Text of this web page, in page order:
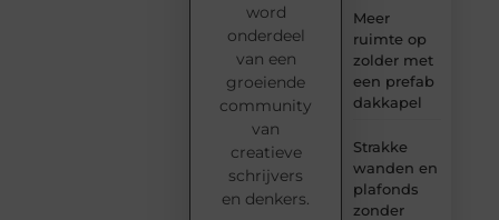
Meer
ruimte op
zolder met
een prefab
dakkapel
Strakke
wanden en
plafonds
zonder
word
onderdeel
van een
groeiende
community
van
creatieve
schrijvers
en denkers.